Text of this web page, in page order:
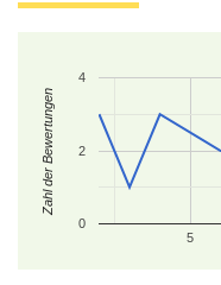
5
0
2
4
Zahl der Bewertungen